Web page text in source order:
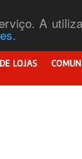
A
LOJAS